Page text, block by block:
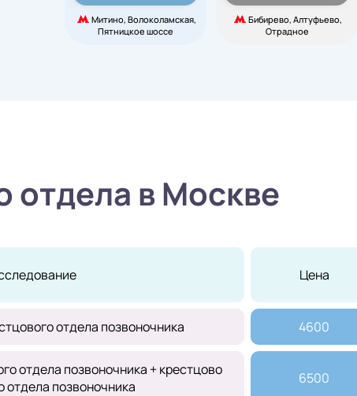
Митино, Волоколамская,
Пятницкое шоссе
Бибирево, Алтуфьево,
Отрадное
отдела в Москве
Цена
отдела позвоночника 4600
отдела позвоночника + крестцово
отдела позвоночника
6500